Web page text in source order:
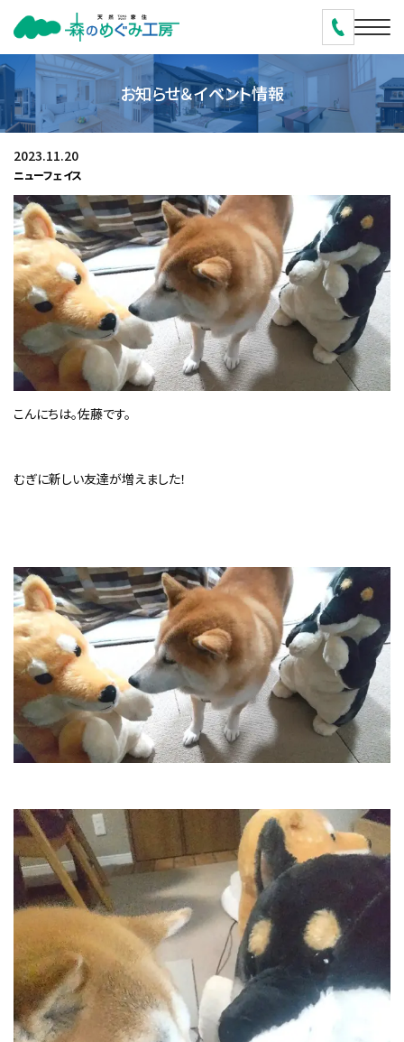
お知らせ＆イベント情報
2023.11.20
ニューフェイス
こんにちは。佐藤です。
むぎに新しい友達が増えました！